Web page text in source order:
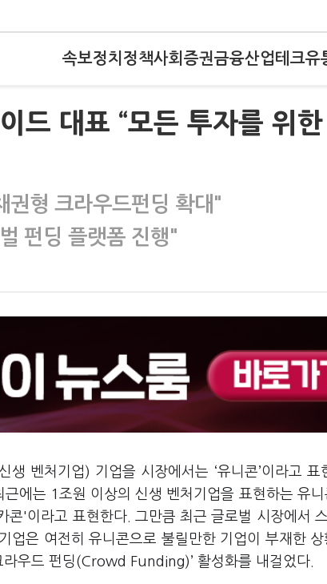
속보정치 정책사회 증권금융산업테크유
드 대표 “모든 투자를 위
권형 크라우드펀딩 확대"
펀딩 플랫폼 진행"
벤처기업) 기업을 시장에서는 ‘유니콘’이라고 표
근에는 1조원 이상의 신생 벤처기업을 표현하는 유니
'이라고 표현한다. 그만큼 최근 글로벌 시장에서
업은 여전히 유니콘으로 불릴만한 기업이 부재한
우드 펀딩(Crowd Funding)’ 활성화를 내걸었다.